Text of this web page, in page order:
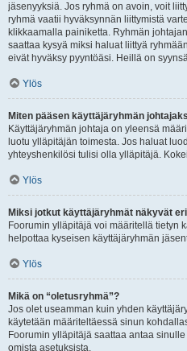
jäsenyyksiä. Jos ryhmä on avoin, voit
ryhmä vaatii hyväksynnän liittymistä
klikkaamalla painiketta. Ryhmän
saattaa kysyä miksi haluat liittyä
eivät hyväksy pyyntöäsi. Heillä on
Ylös
Miten pääsen käyttäjäryhmän
Käyttäjäryhmän johtaja on yleensä
luotu ylläpitäjän toimesta. Jos haluat
yhteyshenkilösi tulisi olla ylläpitäjä.
Ylös
Miksi jotkut käyttäjäryhmät näkyvät
Foorumin ylläpitäjä voi määritellä tietyn
helpottaa kyseisen käyttäjäryhmän
Ylös
Mikä on “oletusryhmä”?
Jos olet useamman kuin yhden
käytetään määriteltäessä sinun
Foorumin ylläpitäjä saattaa antaa
omista asetuksista.